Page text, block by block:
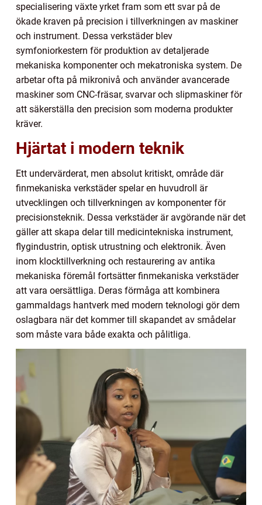
specialisering växte yrket fram som ett svar på de
ökade kraven på precision i tillverkningen av maskiner
och instrument. Dessa verkstäder blev
symfoniorkestern för produktion av detaljerade
mekaniska komponenter och mekatroniska system. De
arbetar ofta på mikronivå och använder avancerade
maskiner som CNC-fräsar, svarvar och slipmaskiner för
att säkerställa den precision som moderna produkter
kräver.
Hjärtat i modern teknik
Ett undervärderat, men absolut kritiskt, område där
finmekaniska verkstäder spelar en huvudroll är
utvecklingen och tillverkningen av komponenter för
precisionsteknik. Dessa verkstäder är avgörande när det
gäller att skapa delar till medicintekniska instrument,
flygindustrin, optisk utrustning och elektronik. Även
inom klocktillverkning och restaurering av antika
mekaniska föremål fortsätter finmekaniska verkstäder
att vara oersättliga. Deras förmåga att kombinera
gammaldags hantverk med modern teknologi gör dem
oslagbara när det kommer till skapandet av smådelar
som måste vara både exakta och pålitliga.